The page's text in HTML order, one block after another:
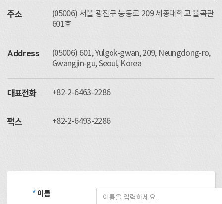
주소
(05006) 서울 광진구 능동로 209 세종대학교 율곡관
601호
Address
(05006) 601, Yulgok-gwan, 209, Neungdong-ro,
Gwangjin-gu, Seoul, Korea
대표전화 +82-2-6463-2286
팩스 +82-2-6493-2286
* 이름